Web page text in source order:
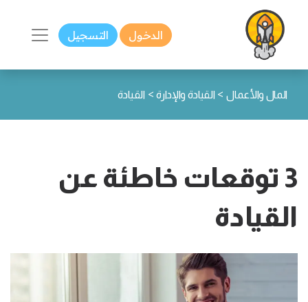
الدخول التسجيل
المال والأعمال > القيادة والإدارة > القيادة
3 توقعات خاطئة عن
القيادة